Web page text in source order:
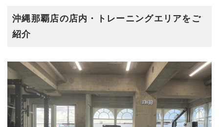
沖縄那覇店の店内・トレーニングエリアをご
紹介